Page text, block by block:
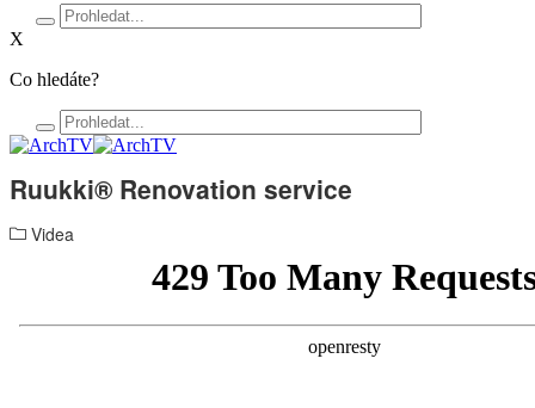
X
Co hledáte?
Ruukki® Renovation service
Videa